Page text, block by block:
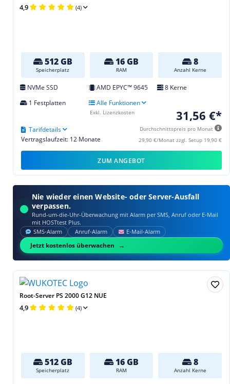
4,9 (4)
512 GB
Speicherplatz
16 GB
RAM
8
Anzahl Kerne
NVMe SSD AMD EPYC™ 9645
8 Kerne
1 Festplatten
Alle Funktionen
31,56 €*
Durchschnittspreis pro Monat
29,90 €/Monat zzgl. Setup 19,90 €
Vertragslaufzeit: 12 Monate
Tarifdetails
Exkl. Lizenzkosten
ZUM ANGEBOT
Nie wieder einen Website- oder Server-Ausfall
verpassen.
Rund-um-die-Uhr-Überwachung mit Alarm per SMS, Anruf oder E‑Mail
mit HOSTtest Plus.
SMS‑Alarm Anruf‑Alarm E‑Mail‑Alarm
Jetzt kostenlos überwachen
Root-Server PS 2000 G12 NUE
4,9 (4)
512 GB
Speicherplatz
16 GB
RAM
8
Anzahl Kerne